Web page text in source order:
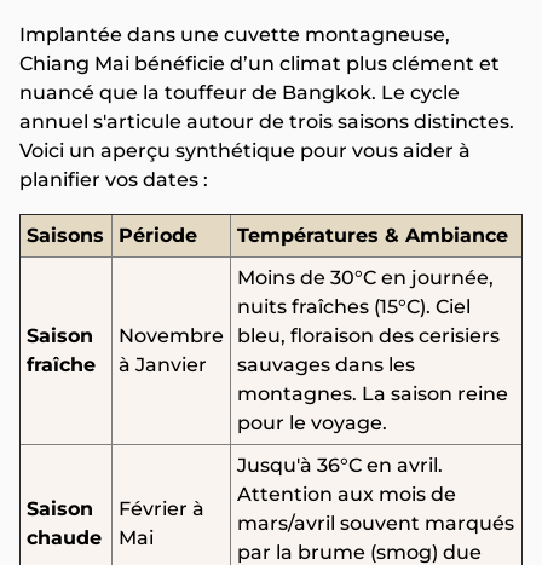
Implantée dans une cuvette montagneuse,
Chiang Mai bénéficie d’un climat plus clément et
nuancé que la touffeur de Bangkok. Le cycle
annuel s'articule autour de trois saisons distinctes.
Voici un aperçu synthétique pour vous aider à
planifier vos dates :
Saisons Période Températures & Ambiance
Saison
fraîche
Novembre
à Janvier
Moins de 30°C en journée,
nuits fraîches (15°C). Ciel
bleu, floraison des cerisiers
sauvages dans les
montagnes. La saison reine
pour le voyage.
Saison
chaude
Février à
Mai
Jusqu'à 36°C en avril.
Attention aux mois de
mars/avril souvent marqués
par la brume (smog) due